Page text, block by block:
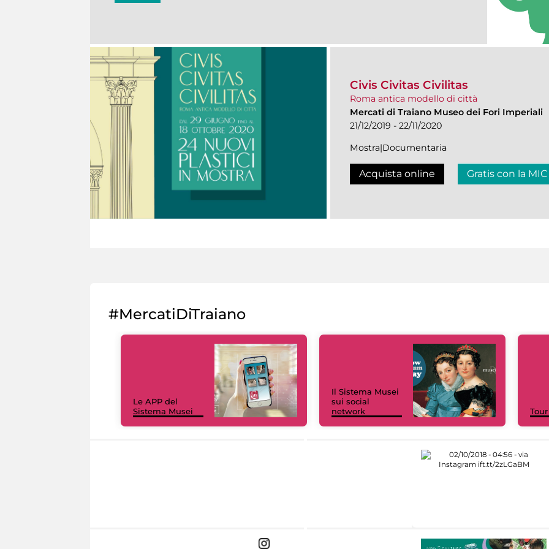
Civis Civitas Civilitas
Roma antica modello di città
Mercati di Traiano Museo dei Fori Imperiali
21/12/2019 - 22/11/2020
Mostra|Documentaria
Acquista online Gratis con la
#MercatiDiTraiano
Le APP del
Sistema Musei
Il Sistema Musei
sui social
network